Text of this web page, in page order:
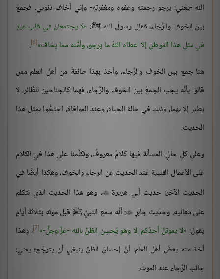
الله -يعني: يرجو رحمته وعفوه ومغفرته- وإني أخاف ذنوبي. فجمع
بين الخوف والرَّجاء، فقال رسولُ الله ﷺ: لا يجتمعان في قلب عبدٍ
في مثل هذا الموطن إلا أعطاه اللهُ ما يرجو، وأمَّنه مما يخاف [6]
.
هنا جمع بين الخوف والرَّجاء، وأخذ بهذا طائفةٌ من أهل العلم ممن
قالوا بأنَّه يجب الجمعُ بين الخوف والرَّجاء، فهما كالجناحين للطَّائر، لا
يطير إلا بهما، وذلك في حالة الحياة، وعند الموافاة، احتجُّوا بمثل هذا
الحديث.
وعلى كل حالٍ، المسألة فيها كلامٌ معروفٌ، وتكلَّمنا على هذا في الكلام
على الأعمال القلبية عند الحديث عن الرجاء والخوف، وهكذا أيضًا في
الحديث الآخر: حديث أبي هريرة، وهو هذا الحديث الذي نتكلم
على معانيه، وحديث جابرٍ : أنَّه سمع النبيَّ ﷺ قبل موته بثلاثة أيامٍ
يقول: لا يموتنَّ أحدُكم إلا وهو يُحسِن الظنَّ بالله -عزَّ وجلَّ- [7] ، وهذا
أخذ منه بعضُ أهل العلم: أنَّ إحسانَ الظنِّ ينبغي أن يترجّح؛ يعني:
جانب الرَّجاء عند الموت.